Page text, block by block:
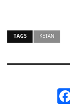
TAGS KETAN